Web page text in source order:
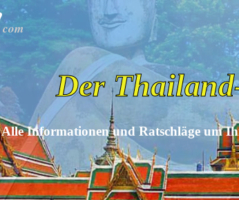
com
Der
Alle Informationen und Ratschläge um